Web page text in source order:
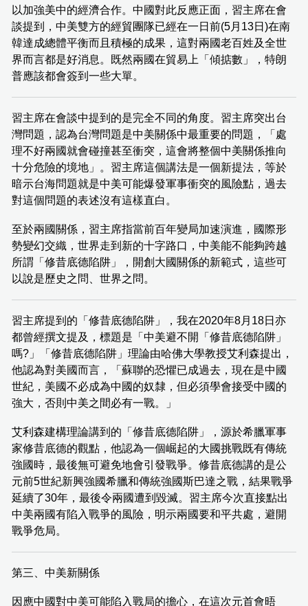
以加強美中的經濟合作。中國對此反應正面，習主席在會
談提到，中美雙方的經貿團隊已經在一日前(5月13日)在南
韓達成總體平衡而且積極的成果，這對兩國老百姓及全世
界而言都是好消息。既然兩國在貿易上「傾掂數」，特朗
普應該都會簽到一些大單。
習主席在會談中提到的是完全不同的角度。習主席突出台
灣問題，認為台灣問題是中美關係中最重要的問題，「處
理不好兩國就會碰撞甚至衝突，這會將整個中美關係推向
十分危險的境地」。習主席這個講法是一個新提法，等於
暗示台海問題就是中美可能爆發軍事衝突的風險點，過去
對這個問題的表述沒有這樣直白。
至於兩國關係，習主席指當前百年變局加速演進，國際形
勢變幻交織，世界走到新的十字路口，中美能不能夠跨越
所謂「修昔底德陷阱」，開創大國關係的新範式，這些可
以說是歷史之問、世界之問。
習主席提到的「修昔底德陷阱」，我在2020年8月18日亦
都曾經撰文提及，標題是「中美避不開「修昔底德陷阱」
嗎?」「修昔底德陷阱」理論由哈佛大學教授艾利森提出，
他認為對美國而言，「蘇聯的恐懼已成過去，現在是中國
世紀，美國不必成為中國的奴隸，但必須學會接受中國的
強大，否則中美之間必有一戰。」
艾利森建構理論講到的「修昔底德陷阱」，源於希臘軍事
家修昔底德的觀點，他認為一個崛起的大國挑戰既有傳統
強國時，最後無可避免地會引發戰爭。修昔底德講的是公
元前5世紀新興強國希臘和傳統強國斯巴達之戰，結果戰爭
延續了30年，最後令兩國遭到毀滅。習主席今次直接點出
中美兩國有陷入戰爭的風險，明示兩國要和平共處，避開
戰爭危局。
第三、中美新關係
因應中國對中美可能陷入戰局的擔心，在這次元首會晤